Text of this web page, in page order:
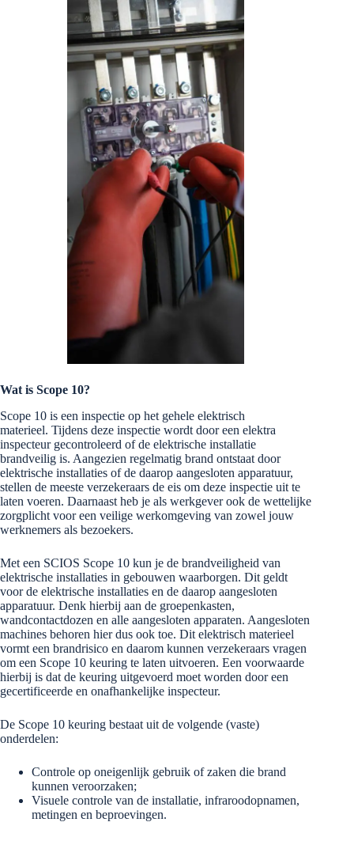
Wat is Scope 10?
Scope 10 is een inspectie op het gehele elektrisch
materieel. Tijdens deze inspectie wordt door een elektra
inspecteur gecontroleerd of de elektrische installatie
brandveilig is. Aangezien regelmatig brand ontstaat door
elektrische installaties of de daarop aangesloten apparatuur,
stellen de meeste verzekeraars de eis om deze inspectie uit te
laten voeren. Daarnaast heb je als werkgever ook de wettelijke
zorgplicht voor een veilige werkomgeving van zowel jouw
werknemers als bezoekers.
Met een SCIOS Scope 10 kun je de brandveiligheid van
elektrische installaties in gebouwen waarborgen. Dit geldt
voor de elektrische installaties en de daarop aangesloten
apparatuur. Denk hierbij aan de groepenkasten,
wandcontactdozen en alle aangesloten apparaten. Aangesloten
machines behoren hier dus ook toe. Dit elektrisch materieel
vormt een brandrisico en daarom kunnen verzekeraars vragen
om een Scope 10 keuring te laten uitvoeren. Een voorwaarde
hierbij is dat de keuring uitgevoerd moet worden door een
gecertificeerde en onafhankelijke inspecteur.
De Scope 10 keuring bestaat uit de volgende (vaste)
onderdelen:
Controle op oneigenlijk gebruik of zaken die brand
kunnen veroorzaken;
Visuele controle van de installatie, infraroodopnamen,
metingen en beproevingen.